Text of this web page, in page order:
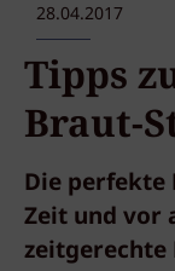
28.04.2017
Tipps
Braut-
Die
Zeit und vor